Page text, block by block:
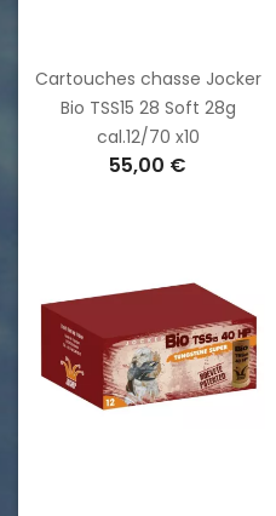
Cartouches chasse Jocker
Bio TSS15 28 Soft 28g
cal.12/70 x10
55,00 €